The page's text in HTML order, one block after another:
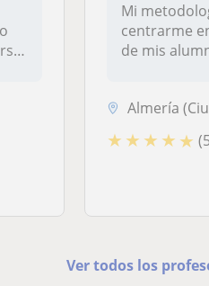
Mi
centrarme
de mis
Almería
★ ★ ★ ★ ★
Ver todos los